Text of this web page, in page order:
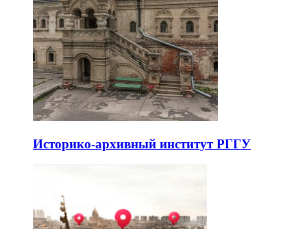
Историко-архивный институт РГГУ